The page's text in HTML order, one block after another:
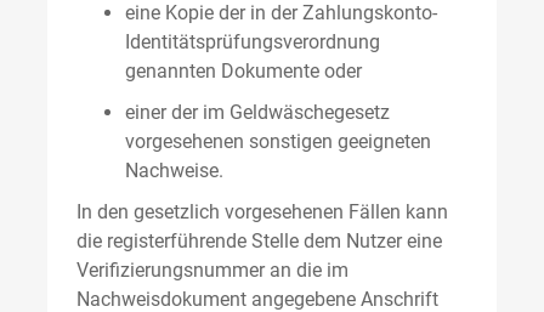
eine Kopie der in der Zahlungskonto-
Identitätsprüfungsverordnung
genannten Dokumente oder
einer der im Geldwäschegesetz
vorgesehenen sonstigen geeigneten
Nachweise.
In den gesetzlich vorgesehenen Fällen kann
die registerführende Stelle dem Nutzer eine
Verifizierungsnummer an die im
Nachweisdokument angegebene Anschrift